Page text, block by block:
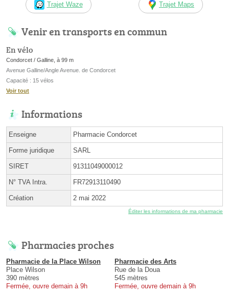
Trajet Waze Trajet Maps
Venir en transports en commun
En vélo
Condorcet / Galline, à 99 m
Avenue Galline/Angle Avenue. de Condorcet
Capacité : 15 vélos
Voir tout
Informations
Enseigne Pharmacie Condorcet
Forme juridique SARL
SIRET 91311049000012
N° TVA Intra. FR72913110490
Création 2 mai 2022
Éditer les informations de ma pharmacie
Pharmacies proches
Pharmacie de la Place Wilson
Place Wilson
390 mètres
Fermée, ouvre demain à 9h
Pharmacie des Arts
Rue de la Doua
545 mètres
Fermée, ouvre demain à 9h